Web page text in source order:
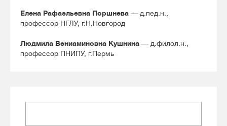
Елена Рафаэльевна Поршнева — д.пед.н.,
профессор НГЛУ, г.Н.Новгород
Людмила Вениаминовна Кушнина — д.филол.н.,
профессор ПНИПУ, г.Пермь